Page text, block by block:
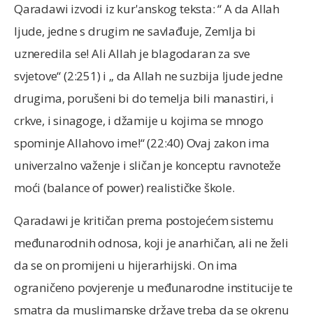
Qaradawi izvodi iz kur'anskog teksta: “ A da Allah
ljude, jedne s drugim ne savlađuje, Zemlja bi
uzneredila se! Ali Allah je blagodaran za sve
svjetove“ (2:251) i „ da Allah ne suzbija ljude jedne
drugima, porušeni bi do temelja bili manastiri, i
crkve, i sinagoge, i džamije u kojima se mnogo
spominje Allahovo ime!“ (22:40) Ovaj zakon ima
univerzalno važenje i sličan je konceptu ravnoteže
moći (balance of power) realističke škole.
Qaradawi je kritičan prema postojećem sistemu
međunarodnih odnosa, koji je anarhičan, ali ne želi
da se on promijeni u hijerarhijski. On ima
ograničeno povjerenje u međunarodne institucije te
smatra da muslimanske države treba da se okrenu